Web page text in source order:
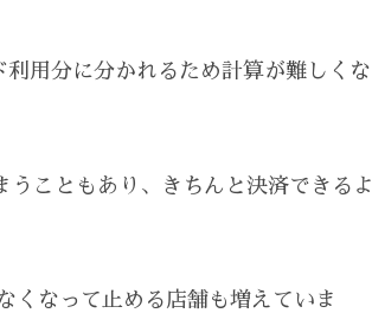
用分に分かれるため計算が難しくな
こともあり、きちんと決済できるよ
くなって止める店舗も増えていま